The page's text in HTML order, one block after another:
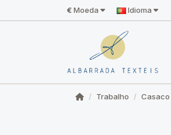
€Moeda Idioma
Trabalho